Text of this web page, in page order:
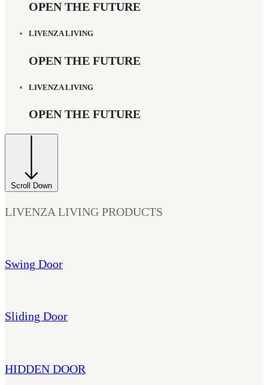
OPEN THE FUTURE
LIVENZA LIVING
OPEN THE FUTURE
LIVENZA LIVING
OPEN THE FUTURE
Scroll Down
LIVENZA LIVING PRODUCTS
Swing Door
Sliding Door
HIDDEN DOOR